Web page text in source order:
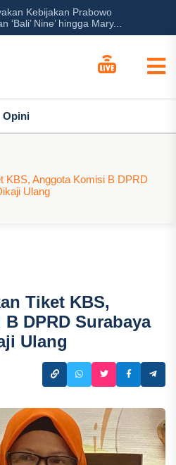
Kebijakan Prabowo
‘Bali’ Nine’ hingga Mary...
Opini
KBS, Anggota Komisi B DPRD
Ulang
Tiket KBS,
DPRD Surabaya
Ulang